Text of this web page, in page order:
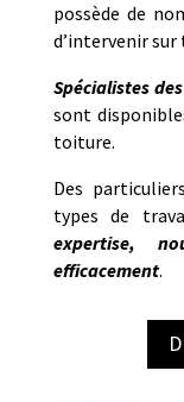
possède de
d’intervenir
Spécialistes
sont
toiture.
Des
types de
expertise,
efficacement.